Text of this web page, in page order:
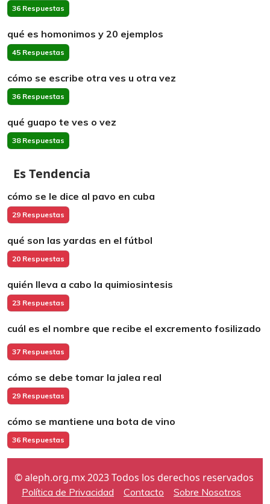
36 Respuestas
qué es homonimos y 20 ejemplos
45 Respuestas
cómo se escribe otra ves u otra vez
36 Respuestas
qué guapo te ves o vez
38 Respuestas
Es Tendencia
cómo se le dice al pavo en cuba
29 Respuestas
qué son las yardas en el fútbol
20 Respuestas
quién lleva a cabo la quimiosintesis
23 Respuestas
cuál es el nombre que recibe el excremento fosilizado
37 Respuestas
cómo se debe tomar la jalea real
29 Respuestas
cómo se mantiene una bota de vino
36 Respuestas
© aleph.org.mx 2023 Todos los derechos reservados
Política de Privacidad Contacto Sobre Nosotros